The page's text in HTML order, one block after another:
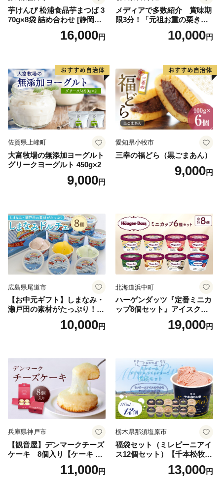
芋けんぴ 松浦食品芋まつば 3
70g×8袋 詰め合わせ [静岡伊
勢丹(松浦食品) 静岡県 吉田町
22424274] 芋ケンピ セット
16,000円
メディアで多数紹介 賞味期
限3分！「元祖お重の栗きん
とんモンブラン」 【未来の
ご褒美】スイーツ 栗 モンブ
子 菓子 F4N-2298
10,000円
佐賀県上峰町
大富牧場の無添加ヨーグルト
グリークヨーグルト 450g×2
9,000円
愛知県小牧市
三幸の福どら（黒ごまあん）
9,000円
広島県尾道市
【お中元ギフト】しまなみ・
瀬戸田の素材がたっぷり！ジ
10,000円
北海道浜中町
ハーゲンダッツ『定番ミニカ
ップ8個セット』アイスクリ
ーム アイス スイーツ デザー
19,000円
兵庫県神戸市
【観音屋】デンマークチーズ
ケーキ 8個入り【ケーキ チ
ーズケーキ 人気スイーツ お
すすめスイーツ 神戸スイー
11,000円
栃木県那須塩原市
福袋セット（ミレピーニアイ
ス12個セット）【千本松牧
場】 ns025-014-12 【デザー
ト 詰め合わせ ギフト】
13,000円